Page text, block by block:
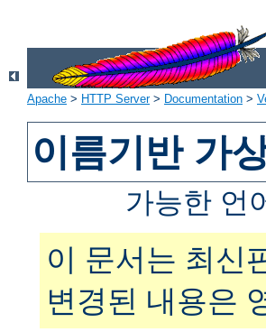
Apache > HTTP Server> Documentation >
이름기반 가
가능한 언
이 문서는 최신
변경된 내용은